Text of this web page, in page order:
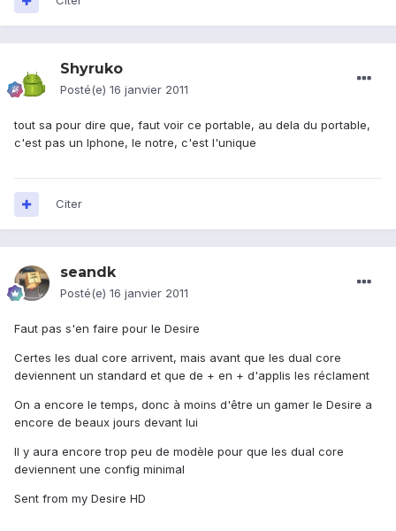
Shyruko
Posté(e) 16 janvier 2011
tout sa pour dire que, faut voir ce portable, au dela du portable,
c'est pas un Iphone, le notre, c'est l'unique
Citer
seandk
Posté(e) 16 janvier 2011
Faut pas s'en faire pour le Desire
Certes les dual core arrivent, mais avant que les dual core
deviennent un standard et que de + en + d'applis les réclament
On a encore le temps, donc à moins d'être un gamer le Desire a
encore de beaux jours devant lui
Il y aura encore trop peu de modèle pour que les dual core
deviennent une config minimal
Sent from my Desire HD